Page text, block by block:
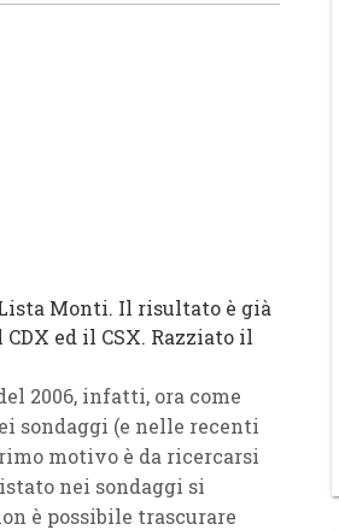
Monti. Il risultato è già
ed il CSX. Razziato il
2006, infatti, ora come
sondaggi (e nelle recenti
motivo è da ricercarsi
nei sondaggi si
è possibile trascurare